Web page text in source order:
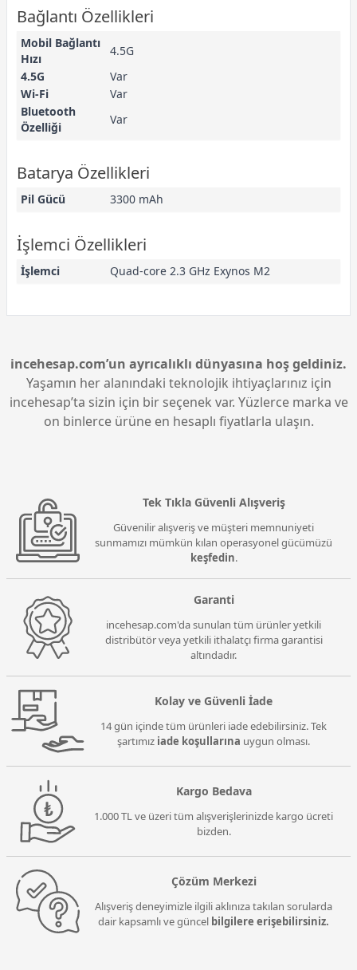
Bağlantı Özellikleri
Mobil Bağlantı
Hızı
4.5G
4.5G
Var
Wi-Fi
Var
Bluetooth
Özelliği
Var
Batarya Özellikleri
Pil Gücü 3300 mAh
İşlemci Özellikleri
İşlemci Quad-core 2.3 GHz Exynos M2
incehesap.com’un ayrıcalıklı dünyasına hoş geldiniz.
Yaşamın her alanındaki teknolojik ihtiyaçlarınız için
incehesap’ta sizin için bir seçenek var. Yüzlerce marka ve
on binlerce ürüne en hesaplı fiyatlarla ulaşın.
Tek Tıkla Güvenli Alışveriş
Güvenilir alışveriş ve müşteri memnuniyeti
sunmamızı mümkün kılan operasyonel gücümüzü
keşfedin.
Garanti
incehesap.com'da sunulan tüm ürünler yetkili
distribütör veya yetkili ithalatçı firma garantisi
altındadır.
Kolay ve Güvenli İade
14 gün içinde tüm ürünleri iade edebilirsiniz. Tek
şartımız iade koşullarına uygun olması.
Kargo Bedava
1.000 TL ve üzeri tüm alışverişlerinizde kargo ücreti
bizden.
Çözüm Merkezi
Alışveriş deneyimizle ilgili aklınıza takılan sorularda
dair kapsamlı ve güncel bilgilere erişebilirsiniz.